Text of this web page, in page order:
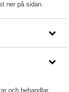
ner på sidan.
och behandlar